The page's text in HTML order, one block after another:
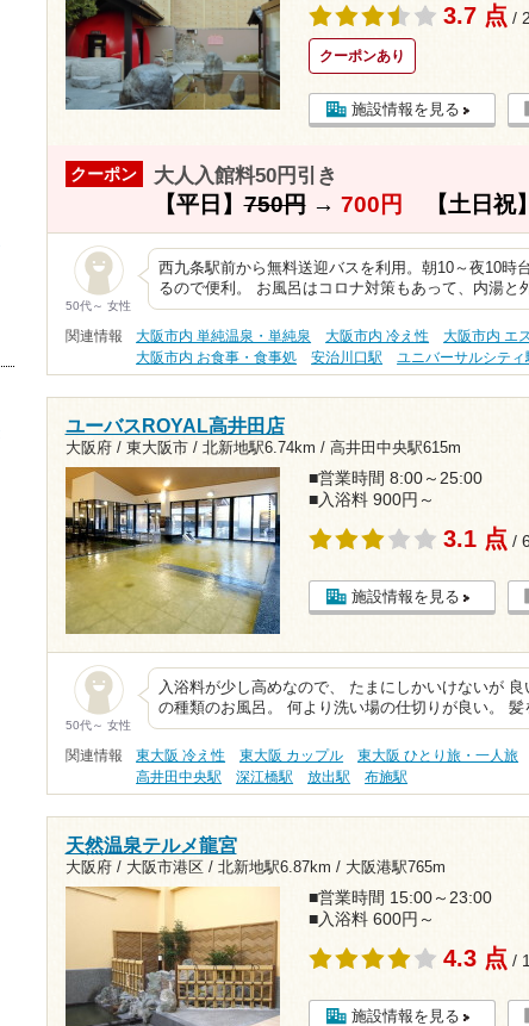
3.7 点 /
クーポンあり
施設情報を見る
クーポン 大人入館料50円引き
【平日】750円→ 700円 【土日祝
50代～ 女性
西九条駅前から無料送迎バスを利用。朝10～夜10時
るので便利。 お風呂はコロナ対策もあって、内湯
関連情報 大阪市内 単純温泉・単純泉 大阪市内 冷え性
大阪市内 エ
大阪市内 お食事・食事処
安治川口駅 ユニバーサルシティ
ユーバスROYAL高井田店
大阪府 / 東大阪市 / 北新地駅6.74km / 高井田中央駅615m
■営業時間 8:00～25:00
■入浴料 900円～
3.1 点 /
施設情報を見る
50代～ 女性
入浴料が少し高めなので、 たまにしかいけないが
の種類のお風呂。 何より洗い場の仕切りが良い。
関連情報 東大阪 冷え性 東大阪 カップル 東大阪 ひとり旅・一人旅
高井田中央駅
深江橋駅 放出駅 布施駅
天然温泉テルメ龍宮
大阪府 / 大阪市港区 / 北新地駅6.87km / 大阪港駅765m
■営業時間 15:00～23:00
■入浴料 600円～
4.3 点 /
施設情報を見る